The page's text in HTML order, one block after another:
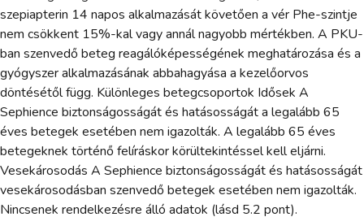
szepiapterin 14 napos alkalmazását követően a vér Phe-szintje
nem csökkent 15%-kal vagy annál nagyobb mértékben. A PKU-
ban szenvedő beteg reagálóképességének meghatározása és a
gyógyszer alkalmazásának abbahagyása a kezelőorvos
döntésétől függ. Különleges betegcsoportok Idősek A
Sephience biztonságosságát és hatásosságát a legalább 65
éves betegek esetében nem igazolták. A legalább 65 éves
betegeknek történő felíráskor körültekintéssel kell eljárni.
Vesekárosodás A Sephience biztonságosságát és hatásosságát
vesekárosodásban szenvedő betegek esetében nem igazolták.
Nincsenek rendelkezésre álló adatok (lásd 5.2 pont).